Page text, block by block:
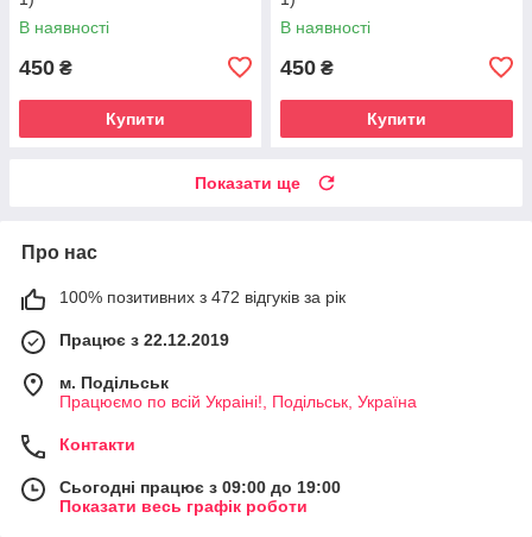
В наявності
450 ₴
Купити
В наявності
450 ₴
Купити
Показати ще
Про нас
100% позитивних з 472 відгуків за рік
Працює з 22.12.2019
м. Подільськ
Працюємо по всій Украіні!, Подільськ, Україна
Контакти
Сьогодні працює з 09:00 до 19:00
Показати весь графік роботи